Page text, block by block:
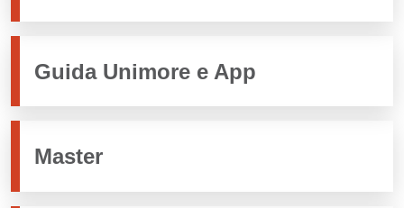
Guida Unimore e App
Master